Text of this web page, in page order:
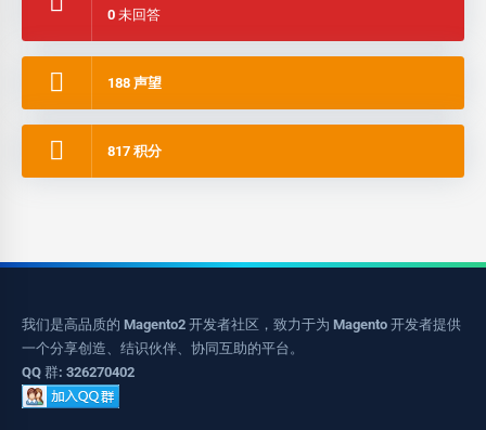
0 未回答
188 声望
817 积分
我们是高品质的 Magento2 开发者社区，致力于为 Magento 开发者提供
一个分享创造、结识伙伴、协同互助的平台。
QQ 群: 326270402